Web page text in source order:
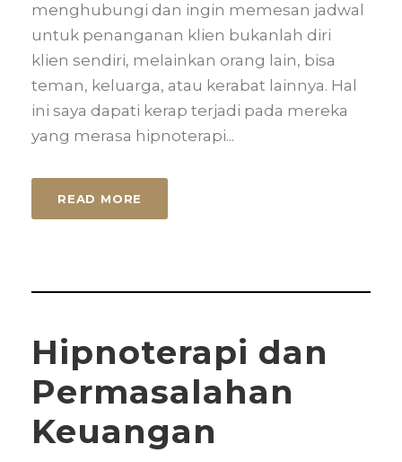
menghubungi dan ingin memesan jadwal
untuk penanganan klien bukanlah diri
klien sendiri, melainkan orang lain, bisa
teman, keluarga, atau kerabat lainnya. Hal
ini saya dapati kerap terjadi pada mereka
yang merasa hipnoterapi...
READ MORE
Hipnoterapi dan
Permasalahan
Keuangan